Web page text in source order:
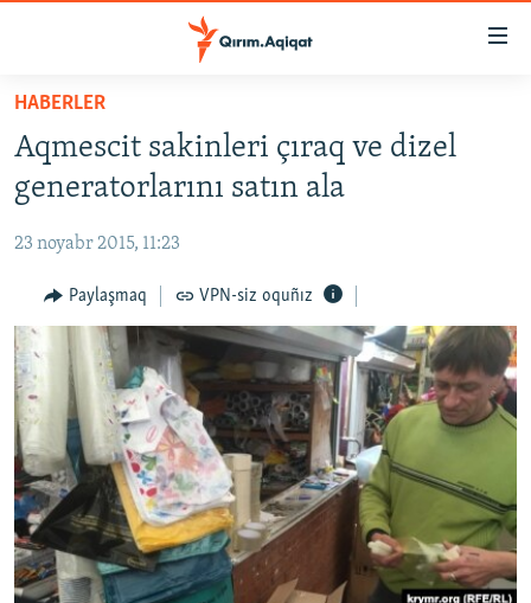
Esas
qaytmaq
Baş
navigatsiyağa
qaytmaq
qaytmaq
SİYASET
İQTİSADİYAT
CEMİYET
MEDENİYET
İNSAN AQLARI
VİDEO
SÜRET
BLOGLAR
FİKİR
Русский
HABERLER
Aqmescit sakinleri çıraq ve dizel
generatorlarını satın ala
23 noyabr 2015, 11:23
Paylaşmaq VPN-siz oquñız